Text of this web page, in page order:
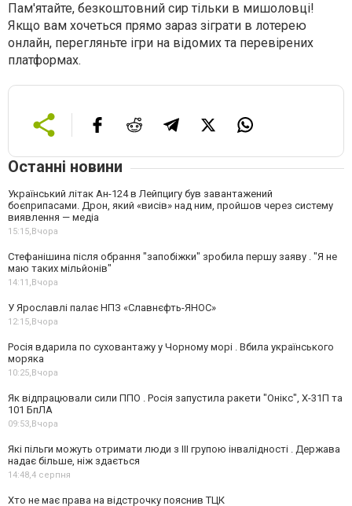
Пам'ятайте, безкоштовний сир тільки в мишоловці!
Якщо вам хочеться прямо зараз зіграти в лотерею
онлайн, перегляньте ігри на відомих та перевірених
платформах.
Останні новини
Український літак Ан-124 в Лейпцигу був завантажений
боєприпасами. Дрон, який «висів» над ним, пройшов через систему
виявлення — медіа
15:15, Вчора
Стефанішина після обрання "запобіжки" зробила першу заяву . "Я не
маю таких мільйонів"
14:11, Вчора
У Ярославлі палає НПЗ «Славнєфть-ЯНОС»
12:15, Вчора
Росія вдарила по суховантажу у Чорному морі . Вбила українського
моряка
10:25, Вчора
Як відпрацювали сили ППО . Росія запустила ракети "Онікс", Х-31П та
101 БпЛА
09:53, Вчора
Які пільги можуть отримати люди з III групою інвалідності . Держава
надає більше, ніж здається
14:48,4 серпня
Хто не має права на відстрочку пояснив ТЦК